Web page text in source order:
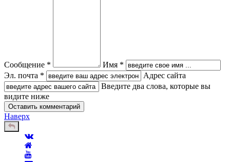
Сообщение *
Имя *
Эл. почта *
Адрес сайта
Введите два слова, которые вы
видите ниже
Наверх